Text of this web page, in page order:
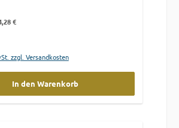
€
zzgl. Versandkosten
In den Warenkorb